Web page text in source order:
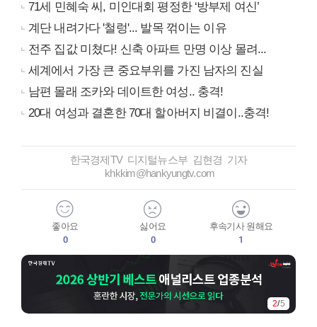
71세 민혜숙 씨, 미인대회 평정한 ‘방부제 여신’
계단 내려가다 '철렁'... 발목 꺾이는 이유
전주 집값 미쳤다! 신축 아파트 만명 이상 몰려...
세계에서 가장 큰 중요부위를 가진 남자의 진실
남편 몰래 조카와 데이트한 여성.. 충격!
20대 여성과 결혼한 70대 할아버지 비결이..충격!
한국경제TV 디지털뉴스부 김현경 기자
khkkim@hankyungtv.com
좋아요
0
싫어요
0
후속기사 원해요
1
3/5